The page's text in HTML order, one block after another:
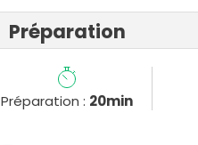
Préparation
Préparation : 20min